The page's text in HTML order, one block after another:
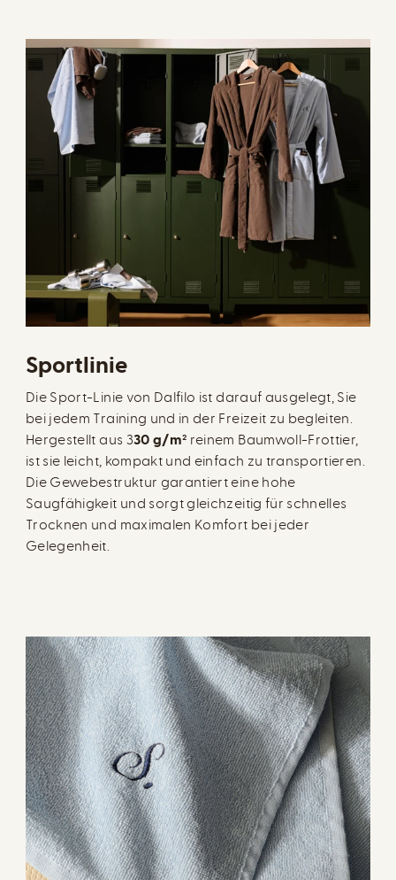
Sportlinie
Die Sport-Linie von Dalfilo ist darauf ausgelegt, Sie
bei jedem Training und in der Freizeit zu begleiten.
Hergestellt aus 330 g/m² reinem Baumwoll-Frottier,
ist sie leicht, kompakt und einfach zu transportieren.
Die Gewebestruktur garantiert eine hohe
Saugfähigkeit und sorgt gleichzeitig für schnelles
Trocknen und maximalen Komfort bei jeder
Gelegenheit.